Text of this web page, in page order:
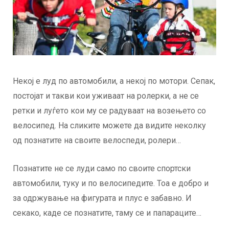
Некој е луд по автомобили, а некој по мотори. Сепак,
постојат и такви кои уживаат на ролерки, а не се
ретки и луѓето кои му се радуваат на возењето со
велосипед. На сликите можете да видите неколку
од познатите на своите велоспеди, ролери…
Познатите не се луди само по своите спортски
автомобили, туку и по велосипедите. Тоа е добро и
за одржување на фигурата и плус е забавно. И
секако, каде се познатите, таму се и папараците…